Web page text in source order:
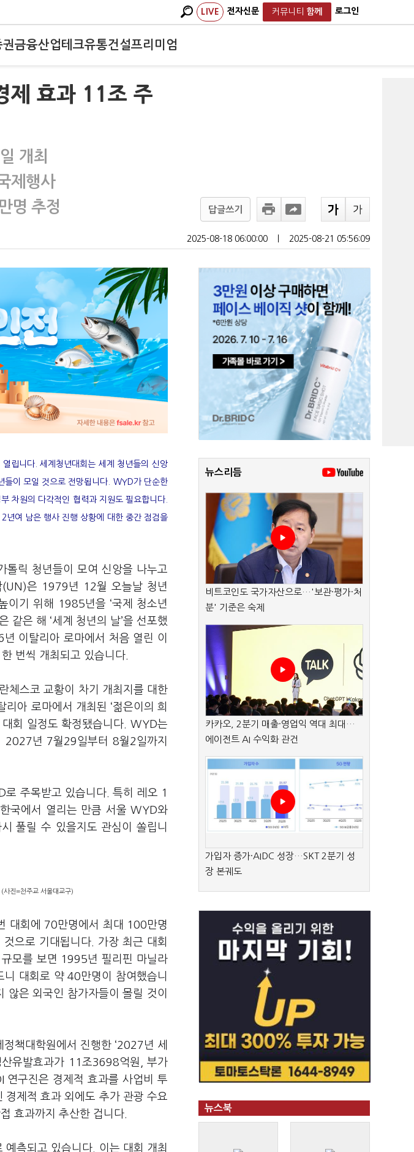
LIVE 전자신문 커뮤니티 함께 로그인
권금융산업테크유통건설프리미엄
효과 11조 주
개최
제행사
명 추정
답글쓰기
2025-08-18 06:00:00 2025-08-21 05:56:09
립니다. 세계청년대회는 세계 청년들의 신앙
들이 모일 것으로 전망됩니다. WYD가 단순한
차원의 다각적인 협력과 지원도 필요합니다.
년여 남은 행사 진행 상황에 대한 중간 점검을
릭 청년들이 모여 신앙을 나누고
(UN)은 1979년 12월 오늘날 청년
이기 위해 1985년을 ‘국제 청소년
같은 해 ‘세계 청년의 날’을 선포했
이탈리아 로마에서 처음 열린 이
번씩 개최되고 있습니다.
체스코 교황이 차기 개최지를 대한
아 로마에서 개최된 ‘젊은이의 희
회 일정도 확정됐습니다. WYD는
2027년 7월29일부터 8월2일까지
주목받고 있습니다. 특히 레오 1
국에서 열리는 만큼 서울 WYD와
풀릴 수 있을지도 관심이 쏠립니
사진=천주교 서울대교구)
대회에 70만명에서 최대 100만명
으로 기대됩니다. 가장 최근 대회
모를 보면 1995년 필리핀 마닐라
대회로 약 40만명이 참여했습니
않은 외국인 참가자들이 몰릴 것이
책대학원에서 진행한 ‘2027년 세
유발효과가 11조3698억원, 부가
구진은 경제적 효과를 사업비 투
제적 효과 외에도 추가 관광 수요
효과까지 추산한 겁니다.
측되고 있습니다. 이는 대회 개최
뉴스리듬
비트코인도 국가자산으로…'보관·평가·처
분' 기준은 숙제
카카오, 2분기 매출·영업익 역대 최대…
에이전트 AI 수익화 관건
가입자 증가·AIDC 성장…SKT 2분기 성
장 본궤도
뉴스북